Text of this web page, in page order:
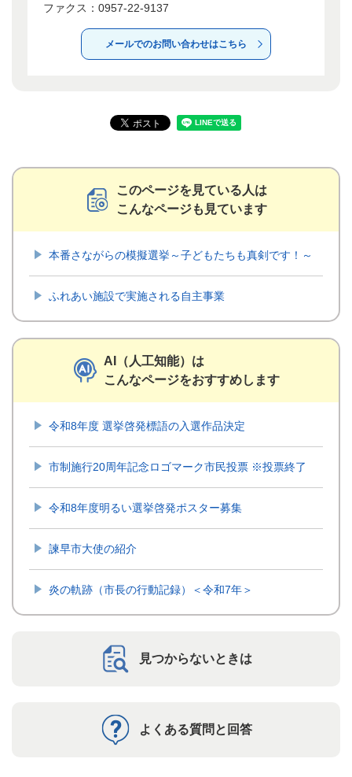
ファクス：0957-22-9137
メールでのお問い合わせはこちら
このページを見ている人は
こんなページも見ています
本番さながらの模擬選挙～子どもたちも真剣です！～
ふれあい施設で実施される自主事業
AI（人工知能）は
こんなページをおすすめします
令和8年度 選挙啓発標語の入選作品決定
市制施行20周年記念ロゴマーク市民投票 ※投票終了
令和8年度明るい選挙啓発ポスター募集
諫早市大使の紹介
炎の軌跡（市長の行動記録）＜令和7年＞
見つからないときは
よくある質問と回答